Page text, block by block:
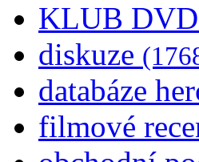
KLUB
diskuze
databáze
filmové